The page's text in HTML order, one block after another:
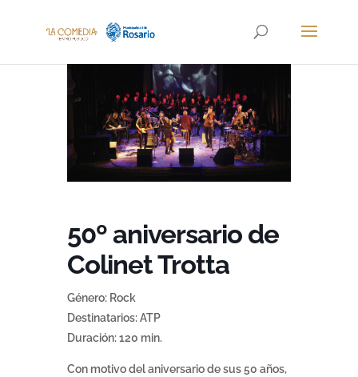
50º aniversario de
Colinet Trotta
Género: Rock
Destinatarios: ATP
Duración: 120 min.
Con motivo del aniversario de sus 50 años,